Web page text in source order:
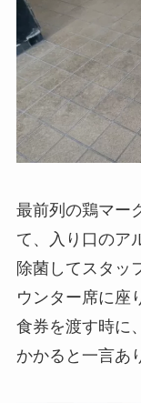
最前列の鶏マー
て、入り口のア
除菌してスタッ
ウンター席に座
食券を渡す時に
かかると一言あ